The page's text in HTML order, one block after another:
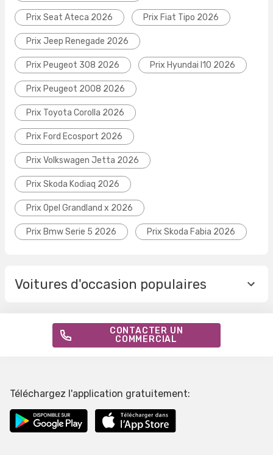
Prix Seat Ateca 2026 Prix Fiat Tipo 2026
Prix Jeep Renegade 2026
Prix Peugeot 308 2026 Prix Hyundai I10 2026
Prix Peugeot 2008 2026
Prix Toyota Corolla 2026
Prix Ford Ecosport 2026
Prix Volkswagen Jetta 2026
Prix Skoda Kodiaq 2026
Prix Opel Grandland x 2026
Prix Bmw Serie 5 2026 Prix Skoda Fabia 2026
Voitures d'occasion populaires
CONTACTER UN
COMMERCIAL
Téléchargez l'application gratuitement: